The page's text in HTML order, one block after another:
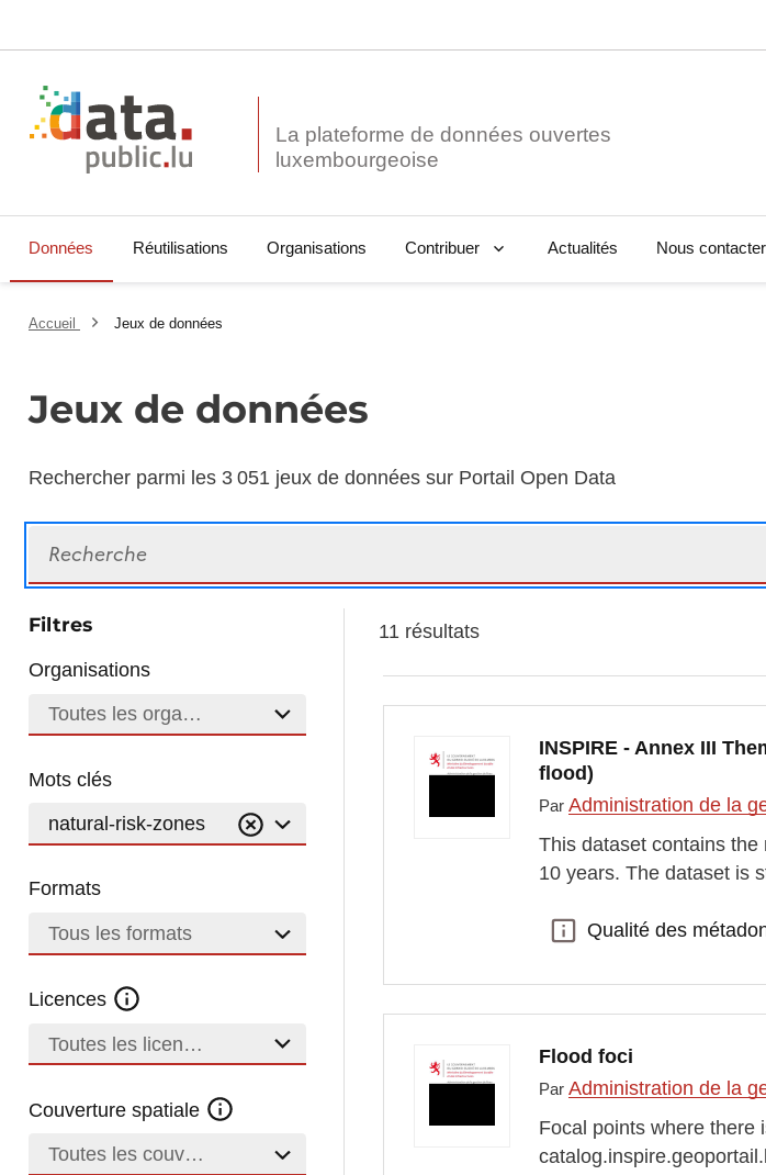
La plateforme de données ouvertes
Données Réutilisations Organisations Contribuer Actualités Nous contacter
Accueil Jeux de données
Jeux de données
Rechercher parmi les 3 051 jeux de données sur Portail Open Data
Filtres
Organisations
Toutes les organisations
Mots clés
natural-risk-zones
Formats
Tous les formats
Licences
Toutes les licences
Couverture spatiale
Toutes les couvertures
11 résultats
INSPIRE - Annex III
flood)
ParAdministration de la
This dataset contains
10 years. The dataset is
Qualité des
Qualité des
Flood foci
ParAdministration de la
Focal points where there